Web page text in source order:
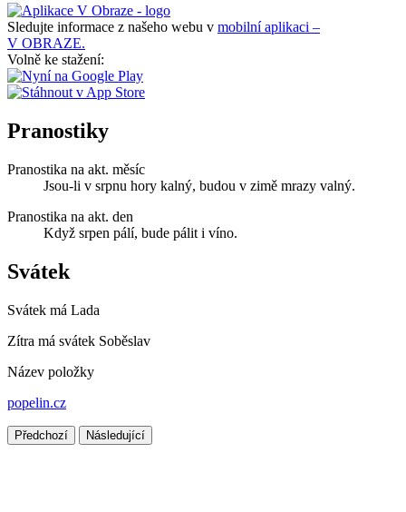
Sledujte informace z našeho webu v mobilní aplikaci –
V OBRAZE.
Volně ke stažení:
Pranostiky
Pranostika na akt. měsíc
Jsou-li v srpnu hory kalný, budou v zimě mrazy valný.
Pranostika na akt. den
Když srpen pálí, bude pálit i víno.
Svátek
Svátek má Lada
Zítra má svátek Soběslav
Název položky
popelin.cz
Předchozí Následující